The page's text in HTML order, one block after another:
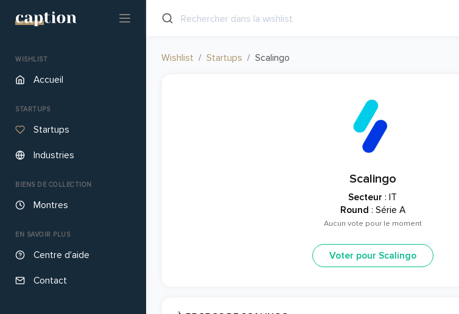
WISHLIST
Accueil
STARTUPS
Startups
Industries
BIENS DE COLLECTION
Montres
EN SAVOIR PLUS
Centre d'aide
Contact
Wishlist Startups Scalingo
Scalingo
Secteur : IT
Round : Série A
Aucun vote pour le moment
Voter pour Scalingo